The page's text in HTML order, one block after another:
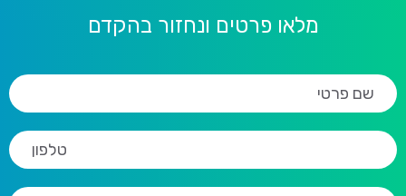
מלאו פרטים ונחזור בהקדם